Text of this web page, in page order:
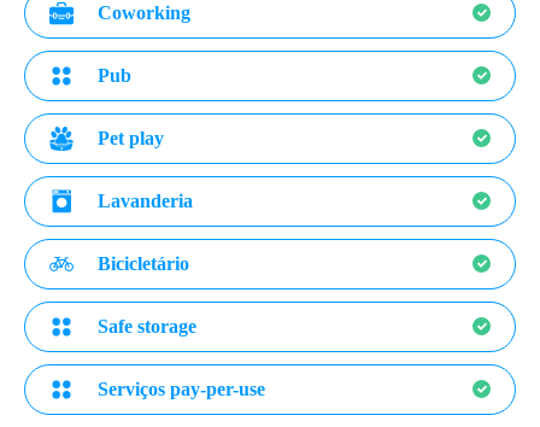
Coworking
Pub
Pet play
Lavanderia
Bicicletário
Safe storage
Serviços pay-per-use